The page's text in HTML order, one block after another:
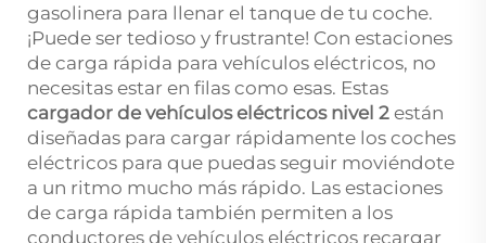
gasolinera para llenar el tanque de tu coche.
¡Puede ser tedioso y frustrante! Con estaciones
de carga rápida para vehículos eléctricos, no
necesitas estar en filas como esas. Estas
cargador de vehículos eléctricos nivel 2 están
diseñadas para cargar rápidamente los coches
eléctricos para que puedas seguir moviéndote
a un ritmo mucho más rápido. Las estaciones
de carga rápida también permiten a los
conductores de vehículos eléctricos recargar